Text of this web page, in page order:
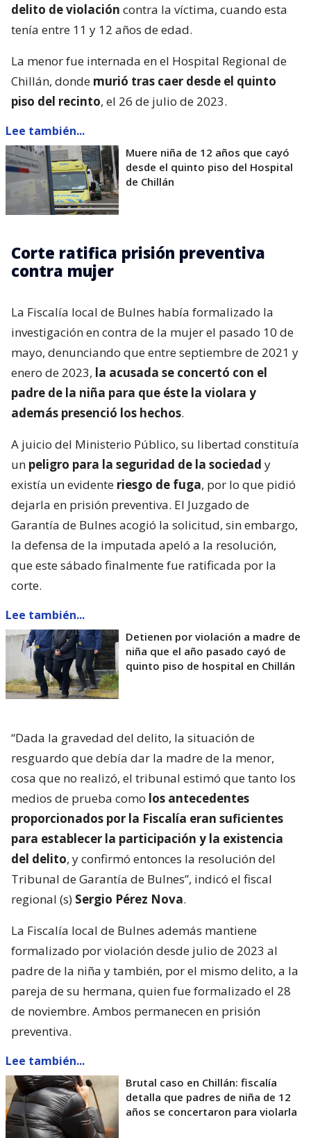
delito de violación contra la víctima, cuando esta
tenía entre 11 y 12 años de edad.
La menor fue internada en el Hospital Regional de
Chillán, donde murió tras caer desde el quinto
piso del recinto, el 26 de julio de 2023.
Lee también...
Muere niña de 12 años que cayó
desde el quinto piso del Hospital
de Chillán
Corte ratifica prisión preventiva
contra mujer
La Fiscalía local de Bulnes había formalizado la
investigación en contra de la mujer el pasado 10 de
mayo, denunciando que entre septiembre de 2021 y
enero de 2023, la acusada se concertó con el
padre de la niña para que éste la violara y
además presenció los hechos.
A juicio del Ministerio Público, su libertad constituía
un peligro para la seguridad de la sociedad y
existía un evidente riesgo de fuga, por lo que pidió
dejarla en prisión preventiva. El Juzgado de
Garantía de Bulnes acogió la solicitud, sin embargo,
la defensa de la imputada apeló a la resolución,
que este sábado finalmente fue ratificada por la
corte.
Lee también...
Detienen por violación a madre de
niña que el año pasado cayó de
quinto piso de hospital en Chillán
“Dada la gravedad del delito, la situación de
resguardo que debía dar la madre de la menor,
cosa que no realizó, el tribunal estimó que tanto los
medios de prueba como los antecedentes
proporcionados por la Fiscalía eran suficientes
para establecer la participación y la existencia
del delito, y confirmó entonces la resolución del
Tribunal de Garantía de Bulnes”, indicó el fiscal
regional (s) Sergio Pérez Nova.
La Fiscalía local de Bulnes además mantiene
formalizado por violación desde julio de 2023 al
padre de la niña y también, por el mismo delito, a la
pareja de su hermana, quien fue formalizado el 28
de noviembre. Ambos permanecen en prisión
preventiva.
Lee también...
Brutal caso en Chillán: fiscalía
detalla que padres de niña de 12
años se concertaron para violarla